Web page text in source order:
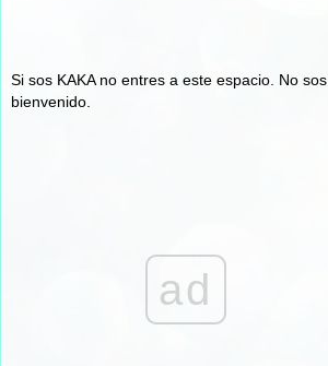
Si sos KAKA no entres a este espacio. No sos
bienvenido.
ad